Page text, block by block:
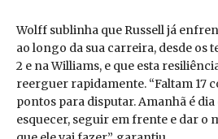
Wolff sublinha que Russell já
ao longo da sua carreira, desde os
2 e na Williams, e que esta
reerguer rapidamente. “Faltam 17
pontos para disputar. Amanhã é
esquecer, seguir em frente e dar o